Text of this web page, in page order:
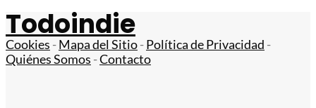
Todoindie
Cookies -Mapa del Sitio-Política de Privacidad -
Quiénes Somos -Contacto